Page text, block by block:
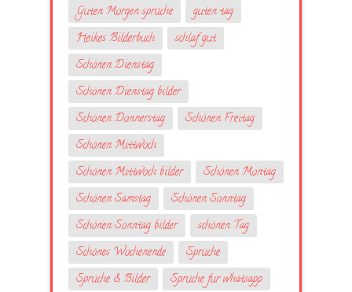
Guten Morgen sprüche
guten tag
Heikes Bilderbuch
schlaf gut
Schönen Dienstag
Schönen Dienstag bilder
Schönen Donnerstag
Schönen Freitag
Schönen Mittwoch
Schönen Mittwoch bilder
Schönen Montag
Schönen Samstag
Schönen Sonntag
Schönen Sonntag bilder
schönen Tag
Schönes Wochenende
Sprüche
Sprüche & Bilder
Sprüche fur whatsapp